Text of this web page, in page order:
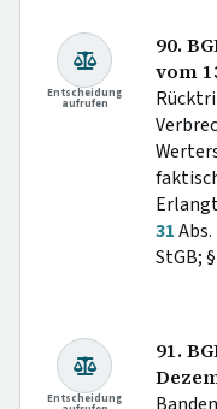
Entscheidung
aufrufen
90.
vom
31Abs.
StGB; §
Entscheidung
91.